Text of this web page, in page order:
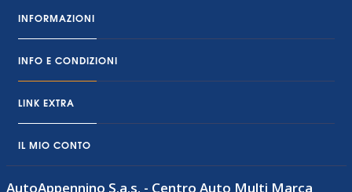
INFORMAZIONI
INFO E CONDIZIONI
LINK EXTRA
IL MIO CONTO
AutoAppennino S.a.s. - Centro Auto Multi Marca